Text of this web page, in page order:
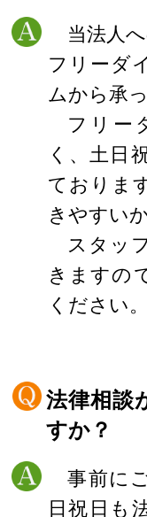
当法人
フリーダ
ムから承
フリー
く、土日
ておりま
きやすい
スタッ
きますの
ください。
法律相談
すか？
事前に
日祝日も